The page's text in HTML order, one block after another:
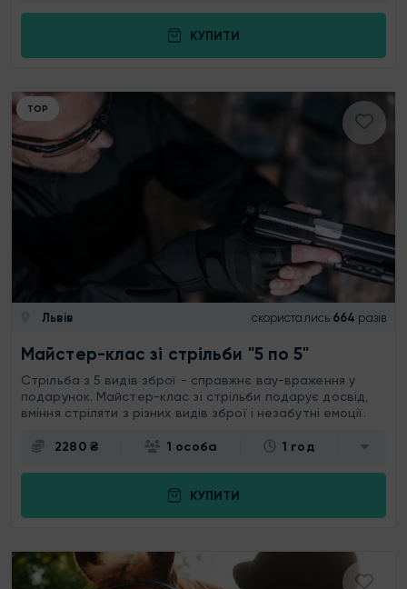
КУПИТИ
ТОР
Львів скористались 664 разів
Майстер-клас зі стрільби "5 по 5"
Стрільба з 5 видів зброї - справжнє вау-враження у
подарунок. Майстер-клас зі стрільби подарує досвід,
вміння стріляти з різних видів зброї і незабутні емоції.
2280 ₴ 1 особа 1 год
КУПИТИ